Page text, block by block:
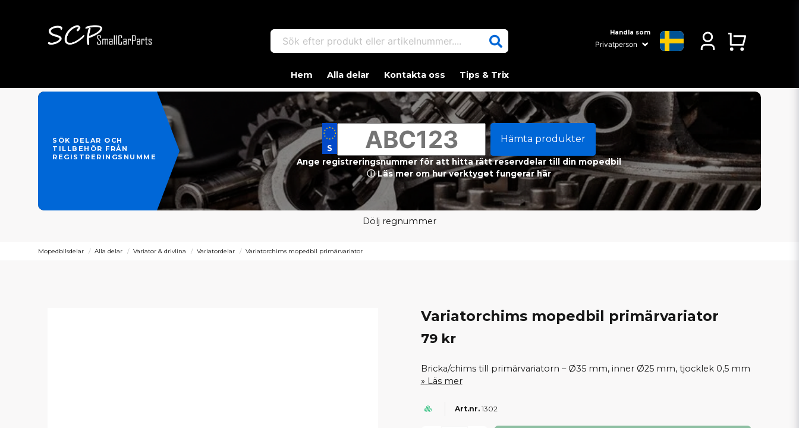
Sök efter produkt eller artikelnummer.... Handla som
Hem Alla delar Kontakta oss Tips & Trix
SÖK DELAR OCH
TILLBEHÖR FRÅN
REGISTRERINGSNUMMER
Hämta produkter
Ange registreringsnummer för att hitta rätt reservdelar till din mopedbil
ⓘ Läs mer om hur verktyget fungerar här
Dölj regnummer
Mopedbilsdelar Alla delar Variator & drivlina Variatordelar Variatorchims mopedbil primärvariator
Variatorchims mopedbil primärvariator
79 kr
Bricka/chims till primärvariatorn – Ø35 mm, inner Ø25 mm, tjocklek 0,5 mm
Läs mer
1302